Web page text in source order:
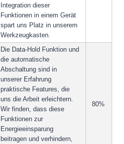
Integration dieser
Funktionen in einem Gerät
spart uns Platz in unserem
Werkzeugkasten.
Die Data-Hold Funktion und
die automatische
Abschaltung sind in
unserer Erfahrung
praktische Features, die
uns die Arbeit erleichtern.
Wir finden, dass diese
Funktionen zur
Energieeinsparung
beitragen und verhindern,
80%